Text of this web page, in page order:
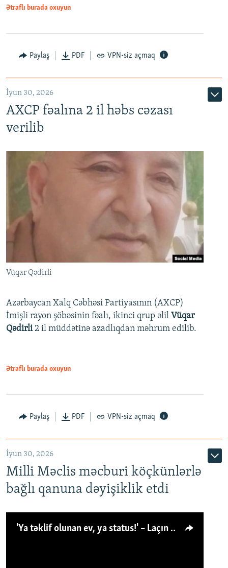
Ətraflı burada oxuyun
Paylaş PDF VPN-siz açmaq
İyun 30, 2026
AXCP fəalına 2 il həbs cəzası
verilib
Vüqar Qədirli
Azərbaycan Xalq Cəbhəsi Partiyasının (AXCP)
İmişli rayon şöbəsinin fəalı, ikinci qrup əlil Vüqar
Qədirli2 il müddətinə azadlıqdan məhrum edilib.
Ətraflı burada oxuyun
Paylaş PDF VPN-siz açmaq
İyun 30, 2026
Milli Məclis məcburi köçkünlərlə
bağlı qanuna dəyişiklik etdi
'Ya təklif olunan ev, ya status!' – Laçın köçkünü: 'Laçından başqa heç hara!'